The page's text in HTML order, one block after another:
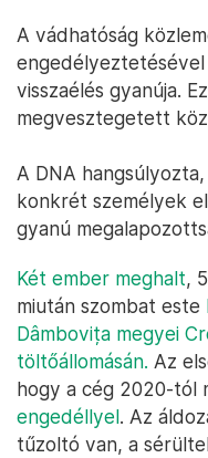
A vádhatóság
visszaélés gyanúja.
megvesztegetett
A DNA
konkrét személyek
gyanú
Két ember meghalt,
miután szombat este
Dâmbovița megyei
töltőállomásán. Az
hogy a cég 2020-tól
engedéllyel. Az
tűzoltó van, a